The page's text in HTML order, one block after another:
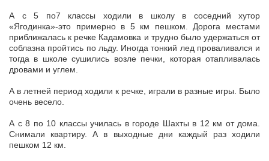
А с 5 по7 классы ходили в школу в соседний хутор
«Ягодинка»-это примерно в 5 км пешком. Дорога местами
приближалась к речке Кадамовка и трудно было удержаться от
соблазна пройтись по льду. Иногда тонкий лед проваливался и
тогда в школе сушились возле печки, которая отапливалась
дровами и углем.
А в летней период ходили к речке, играли в разные игры. Было
очень весело.
А с 8 по 10 классы училась в городе Шахты в 12 км от дома.
Снимали квартиру. А в выходные дни каждый раз ходили
пешком 12 км.